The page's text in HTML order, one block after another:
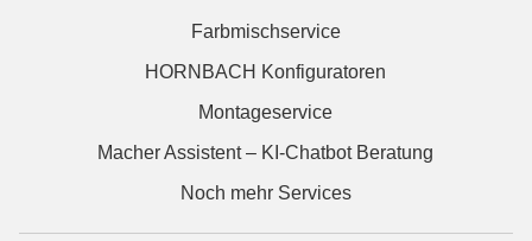
Farbmischservice
HORNBACH Konfiguratoren
Montageservice
Macher Assistent – KI-Chatbot Beratung
Noch mehr Services